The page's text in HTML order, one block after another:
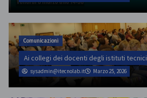
Comunicazioni
Ai collegi dei docenti degli istituti tecnici
sysadmin@itecnolab.it Marzo 25, 2026